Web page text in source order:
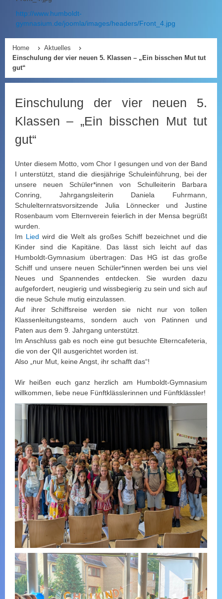
http://www.humboldt-
gymnasium.de/joomla/images/headers/Front_4.jpg
Home
Aktuelles
Einschulung der vier neuen 5. Klassen – „Ein bisschen Mut tut
gut“
Einschulung der vier neuen 5.
Klassen – „Ein bisschen Mut tut
gut“
Unter diesem Motto, vom Chor I gesungen und von der Band
I unterstützt, stand die diesjährige Schuleinführung, bei der
unsere neuen Schüler*innen von Schulleiterin Barbara
Conring, Jahrgangsleiterin Daniela Fuhrmann,
Schulelternratsvorsitzende Julia Lönnecker und Justine
Rosenbaum vom Elternverein feierlich in der Mensa begrüßt
wurden.
Im Liedwird die Welt als großes Schiff bezeichnet und die
Kinder sind die Kapitäne. Das lässt sich leicht auf das
Humboldt-Gymnasium übertragen: Das HG ist das große
Schiff und unsere neuen Schüler*innen werden bei uns viel
Neues und Spannendes entdecken. Sie wurden dazu
aufgefordert, neugierig und wissbegierig zu sein und sich auf
die neue Schule mutig einzulassen.
Auf ihrer Schiffsreise werden sie nicht nur von tollen
Klassenleitungsteams, sondern auch von Patinnen und
Paten aus dem 9. Jahrgang unterstützt.
Im Anschluss gab es noch eine gut besuchte Elterncafeteria,
die von der QII ausgerichtet worden ist.
Also „nur Mut, keine Angst, ihr schafft das“!
Wir heißen euch ganz herzlich am Humboldt-Gymnasium
willkommen, liebe neue Fünftklässlerinnen und Fünftklässler!